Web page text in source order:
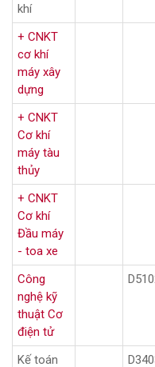
khí
+ CNKT
cơ khí
máy xây
dựng
+ CNKT
Cơ khí
máy tàu
thủy
+ CNKT
Cơ khí
Đầu máy
- toa xe
Công
nghệ kỹ
thuật Cơ
điện tử
Kế toán